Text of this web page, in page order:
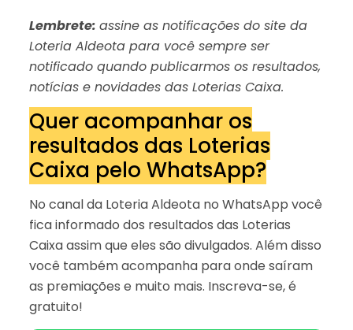
Lembrete: assine as notificações do site da
Loteria Aldeota para você sempre ser
notificado quando publicarmos os resultados,
notícias e novidades das Loterias Caixa.
Quer acompanhar os
resultados das Loterias
Caixa pelo WhatsApp?
No canal da Loteria Aldeota no WhatsApp você
fica informado dos resultados das Loterias
Caixa assim que eles são divulgados. Além disso
você também acompanha para onde saíram
as premiações e muito mais. Inscreva-se, é
gratuito!